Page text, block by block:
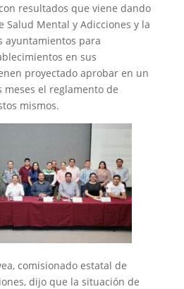
resultados que viene dando
Salud Mental y Adicciones y la
ayuntamientos para
en sus
proyectado aprobar en un
meses el reglamento de
mismos.
comisionado estatal de
dijo que la situación de